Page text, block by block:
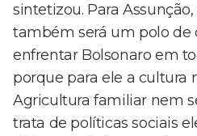
sintetizou. Para
também será um polo de
enfrentar Bolsonaro em
porque para ele a cultura
Agricultura familiar nem
trata de políticas sociais